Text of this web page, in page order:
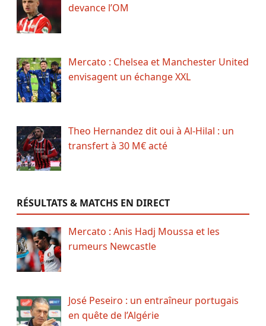
devance l’OM
Mercato : Chelsea et Manchester United
envisagent un échange XXL
Theo Hernandez dit oui à Al-Hilal : un
transfert à 30 M€ acté
RÉSULTATS & MATCHS EN DIRECT
Mercato : Anis Hadj Moussa et les
rumeurs Newcastle
José Peseiro : un entraîneur portugais
en quête de l’Algérie